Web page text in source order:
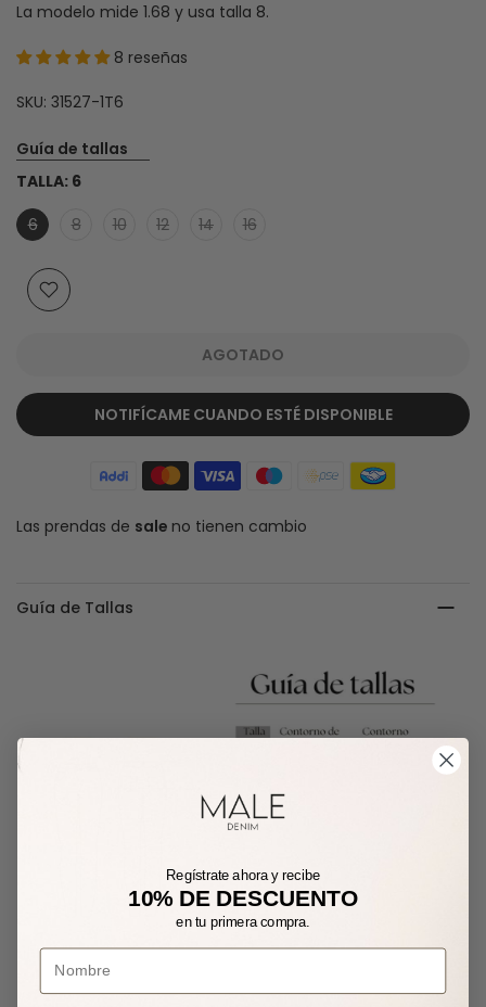
La modelo mide 1.68 y usa talla 8.
8 reseñas
SKU: 31527-1T6
Guía de tallas
TALLA: 6
6
8 10 12 14 16
AGOTADO
NOTIFÍCAME CUANDO ESTÉ DISPONIBLE
Las prendas de sale no tienen cambio
Guía de Tallas
Regístrate ahora y recibe
10% DE DESCUENTO
en tu primera compra.